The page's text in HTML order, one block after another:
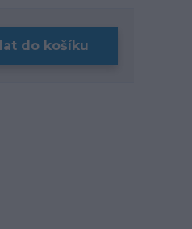
do košíku